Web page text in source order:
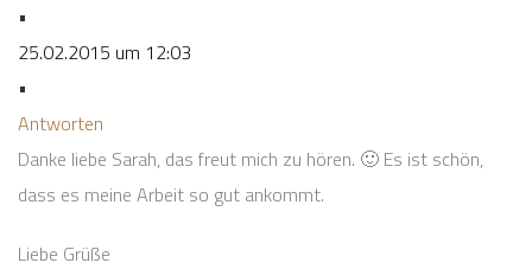
•
25.02.2015 um 12:03
•
Antworten
Danke liebe Sarah, das freut mich zu hören. 🙂 Es ist schön,
dass es meine Arbeit so gut ankommt.
Liebe Grüße